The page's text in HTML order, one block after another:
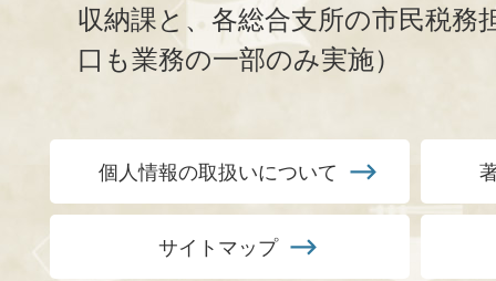
収納課と、 各総合支所の市民税務
口も業務の一部のみ実施）
個人情報の取扱いについて
サイトマップ